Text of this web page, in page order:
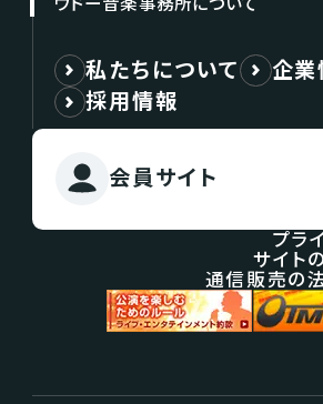
私たちについて
企業
採用情報
会員サイト
プラ
サイト
通信販売の